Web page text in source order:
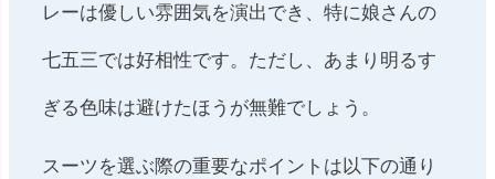
レーは優しい雰囲気を演出でき、特に娘さんの
七五三では好相性です。ただし、あまり明るす
ぎる色味は避けたほうが無難でしょう。
スーツを選ぶ際の重要なポイントは以下の通り